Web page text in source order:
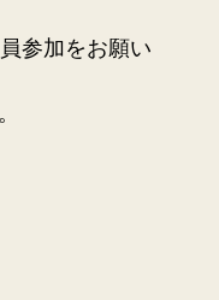
参加をお願い